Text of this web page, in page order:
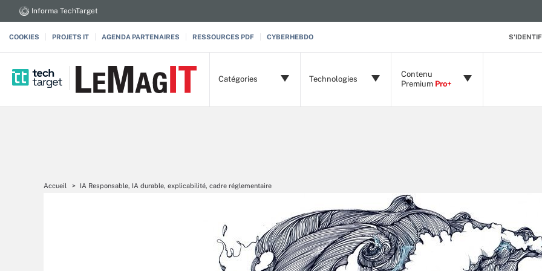
Informa TechTarget
COOKIES PROJETS IT AGENDA PARTENAIRES RESSOURCES PDF CYBERHEBDO
Catégories Technologies
Contenu
Premium Pro+
Accueil IA Responsable, IA durable, explicabilité, cadre réglementaire